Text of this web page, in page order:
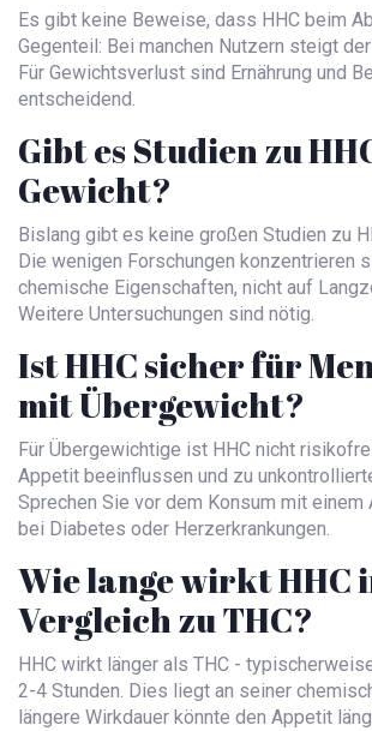
Es gibt keine Beweise, dass HHC beim
Gegenteil: Bei manchen Nutzern steigt
Für Gewichtsverlust sind Ernährung und
entscheidend.
Gibt es Studien zu
Gewicht?
Bislang gibt es keine großen Studien zu
Die wenigen Forschungen konzentrieren
chemische Eigenschaften, nicht auf
Weitere Untersuchungen sind nötig.
Ist HHC sicher für
mit Übergewicht?
Für Übergewichtige ist HHC nicht
Appetit beeinflussen und zu
Sprechen Sie vor dem Konsum mit einem
bei Diabetes oder Herzerkrankungen.
Wie lange wirkt HHC
Vergleich zu THC?
HHC wirkt länger als THC -
2-4 Stunden. Dies liegt an seiner
längere Wirkdauer könnte den Appetit